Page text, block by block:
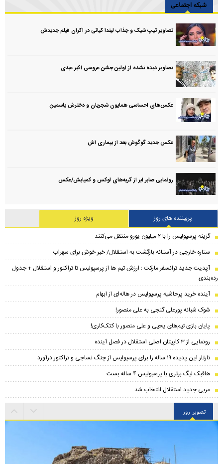
شبکه اجتماعی
تصاویر تیپ شیک و جذاب لیندا کیانی در اکران فیلم جدیدش
تصاویر دیده نشده از اولین جشن عروسی اکبر عبدی
عکس‌های احساسی همایون شجریان و دخترش یاسمین
عکس جدید گوگوش بعد از بیماری اش
رونمایی صابر ابر از گربه‌های لوکس و کمیابش/عکس
پربیننده های روز
ویژه روز
گزینه پرسپولیس را با ۲ میلیون یورو منتقل می‌کنند
ستاره خارجی در آستانه بازگشت به استقلال/ خبر خوش برای سهراب
​آپدیت جدید ترانسفر مارکت ؛ ارزش تیم ها از پرسپولیس تا تراکتور و استقلال + جدول
رده‌بندی
آینده خرید پرحاشیه‌ پرسپولیس در هاله‌ای از ابهام
شوک شبانه پورعلی گنجی به علی منصور!
پایان بازی تیم‌های یحیی و علی منصور با کتک‌کاری!
رونمایی از ۳ کاپیتان اصلی استقلال در فصل آینده
تارتار این پدیده ۱۹ ساله را برای پرسپولیس از چنگ نساجی و تراکتور درآورد
هافبک لیگ برتری با پرسپولیس ۴ ساله بست
مربی جدید استقلال انتخاب شد
تصویر روز